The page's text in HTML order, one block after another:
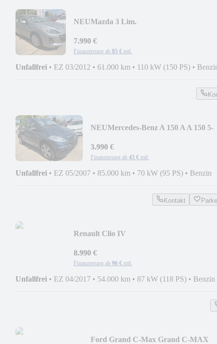
NEUMazda 3 Lim.
7.990 €
Finanzierung ab 85 € mtl.
Unfallfrei • EZ 03/2012 • 61.000 km • 110 kW (150 PS) •
NEUMercedes-Benz A 150 A A 150 5-
3.990 €
Finanzierung ab 43 € mtl.
Unfallfrei • EZ 05/2007 • 85.000 km • 70 kW (95 PS) • Benzin
Kontakt
Renault Clio IV
8.990 €
Finanzierung ab 96 € mtl.
Unfallfrei • EZ 04/2017 • 54.000 km • 87 kW (118 PS) • Benzin
Ford Grand C-Max Grand C-MAX